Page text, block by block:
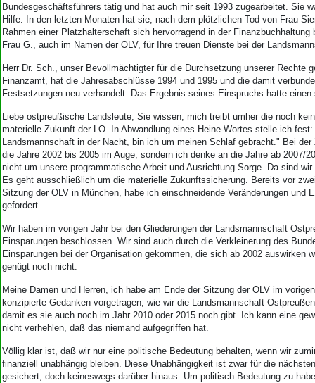
Bundesgeschäftsführers tätig und hat auch mir seit 1993 zugearbeitet. Sie
Hilfe. In den letzten Monaten hat sie, nach dem plötzlichen Tod von Frau
Rahmen einer Platzhalterschaft sich hervorragend in der Finanzbuchhaltung
Frau G., auch im Namen der OLV, für Ihre treuen Dienste bei der
Herr Dr. Sch., unser Bevollmächtigter für die Durchsetzung unserer Rechte
Finanzamt, hat die Jahresabschlüsse 1994 und 1995 und die damit
Festsetzungen neu verhandelt. Das Ergebnis seines Einspruchs hatte
Liebe ostpreußische Landsleute, Sie wissen, mich treibt umher die noch
materielle Zukunft der LO. In Abwandlung eines Heine-Wortes stelle ich fest:
Landsmannschaft in der Nacht, bin ich um meinen Schlaf gebracht." Bei
die Jahre 2002 bis 2005 im Auge, sondern ich denke an die Jahre ab 2007/
nicht um unsere programmatische Arbeit und Ausrichtung Sorge. Da sind
Es geht ausschließlich um die materielle Zukunftssicherung. Bereits vor
Sitzung der OLV in München, habe ich einschneidende Veränderungen und
gefordert.
Wir haben im vorigen Jahr bei den Gliederungen der Landsmannschaft
Einsparungen beschlossen. Wir sind auch durch die Verkleinerung des
Einsparungen bei der Organisation gekommen, die sich ab 2002 auswirken
genügt noch nicht.
Meine Damen und Herren, ich habe am Ende der Sitzung der OLV im
konzipierte Gedanken vorgetragen, wie wir die Landsmannschaft
damit es sie auch noch im Jahr 2010 oder 2015 noch gibt. Ich kann eine
nicht verhehlen, daß das niemand aufgegriffen hat.
Völlig klar ist, daß wir nur eine politische Bedeutung behalten, wenn wir
finanziell unabhängig bleiben. Diese Unabhängigkeit ist zwar für die
gesichert, doch keineswegs darüber hinaus. Um politisch Bedeutung zu